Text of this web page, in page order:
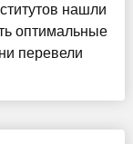
нашли
оптимальные
перевели